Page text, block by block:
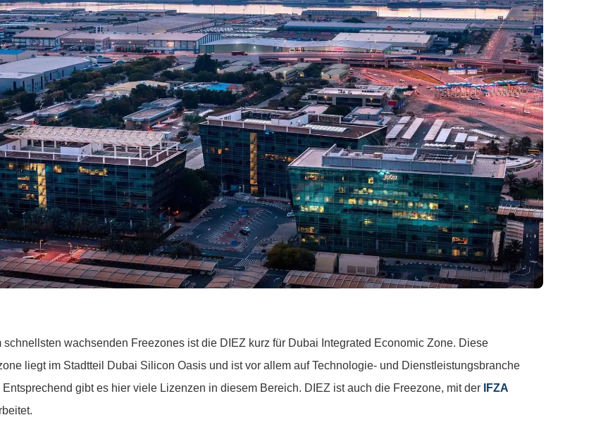
schnellsten wachsenden Freezones ist die DIEZ kurz für Dubai Integrated Economic Zone. Diese
liegt im Stadtteil Dubai Silicon Oasis und ist vor allem auf Technologie- und Dienstleistungsbranche
gibt es hier viele Lizenzen in diesem Bereich. DIEZ ist auch die Freezone, mit der
IFZA